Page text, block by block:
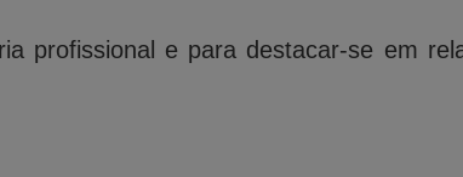
profissional e para destacar-se em